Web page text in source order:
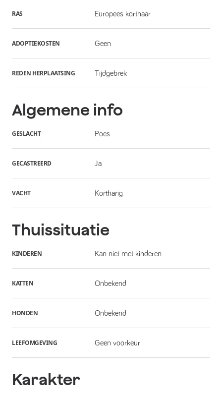
RAS Europees korthaar
ADOPTIEKOSTEN Geen
REDEN HERPLAATSING Tijdgebrek
Algemene info
GESLACHT Poes
GECASTREERD Ja
VACHT Kortharig
Thuissituatie
KINDEREN Kan niet met kinderen
KATTEN Onbekend
HONDEN Onbekend
LEEFOMGEVING Geen voorkeur
Karakter